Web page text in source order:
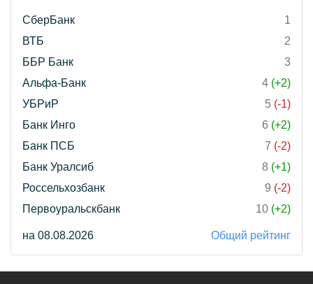
СберБанк
1
ВТБ
2
ББР Банк
3
Альфа-Банк
4 (+2)
УБРиР
5 (-1)
Банк Инго
6 (+2)
Банк ПСБ
7 (-2)
Банк Уралсиб
8 (+1)
Россельхозбанк
9 (-2)
Первоуральскбанк
10 (+2)
на 08.08.2026 Общий рейтинг